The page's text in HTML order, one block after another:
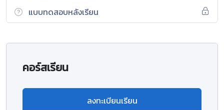
แบบทดสอบหลังเรียน
คอร์สเรียน
ลงทะเบียนเรียน